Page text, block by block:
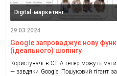
Digital-маркетинг
29.03.2024
Google запроваджує нову
(ідеального) шопінгу
Користувачі в США тепер можуть мати
— завдяки Google. Пошуковий гігант